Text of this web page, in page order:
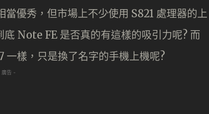
優秀，但市場上不少使用 S821 處理器的上
Note FE 是否真的有這樣的吸引力呢? 而
樣，只是換了名字的手機上機呢?
廣告 -